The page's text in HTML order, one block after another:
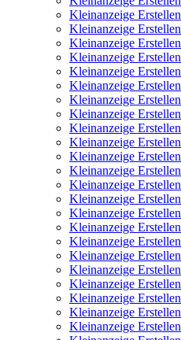
Kleinanzeige Erstellen
Kleinanzeige Erstellen
Kleinanzeige Erstellen
Kleinanzeige Erstellen
Kleinanzeige Erstellen
Kleinanzeige Erstellen
Kleinanzeige Erstellen
Kleinanzeige Erstellen
Kleinanzeige Erstellen
Kleinanzeige Erstellen
Kleinanzeige Erstellen
Kleinanzeige Erstellen
Kleinanzeige Erstellen
Kleinanzeige Erstellen
Kleinanzeige Erstellen
Kleinanzeige Erstellen
Kleinanzeige Erstellen
Kleinanzeige Erstellen
Kleinanzeige Erstellen
Kleinanzeige Erstellen
Kleinanzeige Erstellen
Kleinanzeige Erstellen
Kleinanzeige Erstellen